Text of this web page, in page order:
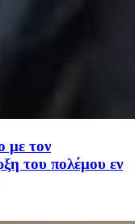
με τον
του πολέμου εν